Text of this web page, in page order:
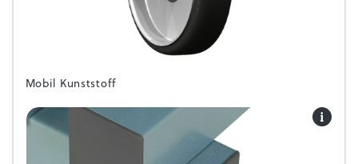
Mobil Kunststoff